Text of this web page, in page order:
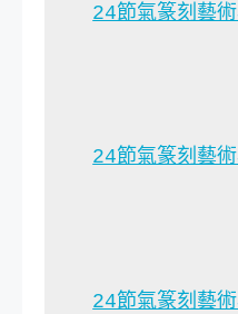
24節氣篆刻藝
24節氣篆刻藝
24節氣篆刻藝